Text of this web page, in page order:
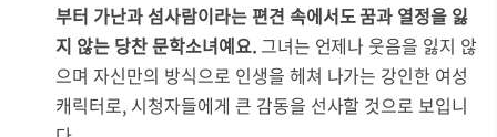
부터 가난과 섬사람이라는 편견 속에서도 꿈과 열정을 잃
지 않는 당찬 문학소녀예요.그녀는 언제나 웃음을 잃지 않
으며 자신만의 방식으로 인생을 헤쳐 나가는 강인한 여성
캐릭터로, 시청자들에게 큰 감동을 선사할 것으로 보입니